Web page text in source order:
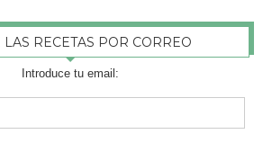
LAS RECETAS POR CORREO
Introduce tu email: